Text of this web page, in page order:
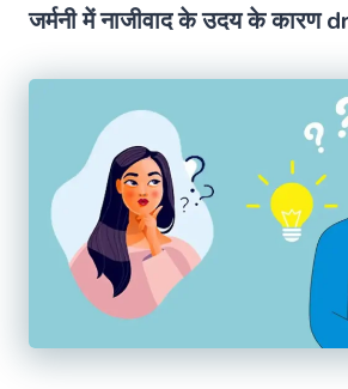
जर्मनी में नाजीवाद के उदय के कारण